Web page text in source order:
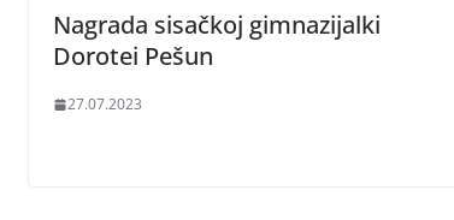
Nagrada sisačkoj gimnazijalki
Dorotei Pešun
27.07.2023